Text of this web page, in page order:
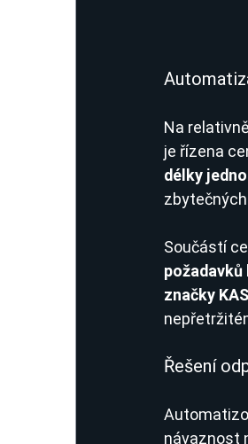
Na
je řízena
délky
Součástí
značky
Řešení
návaznost